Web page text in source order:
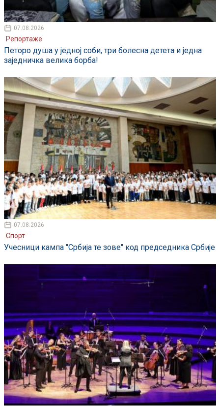
07.08.2026
Репортаже
Петоро душа у једној соби, три болесна детета и једна
заједничка велика борба!
07.08.2026
Спорт
Учесници кампа "Србија те зове" код председника Србије